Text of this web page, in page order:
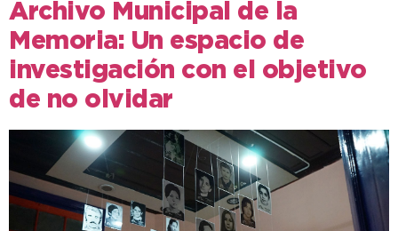
Archivo Municipal de la
Memoria: Un espacio de
investigación con el objetivo
de no olvidar